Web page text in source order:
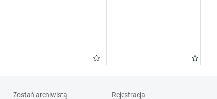
Zostań archiwistą
Rejestracja